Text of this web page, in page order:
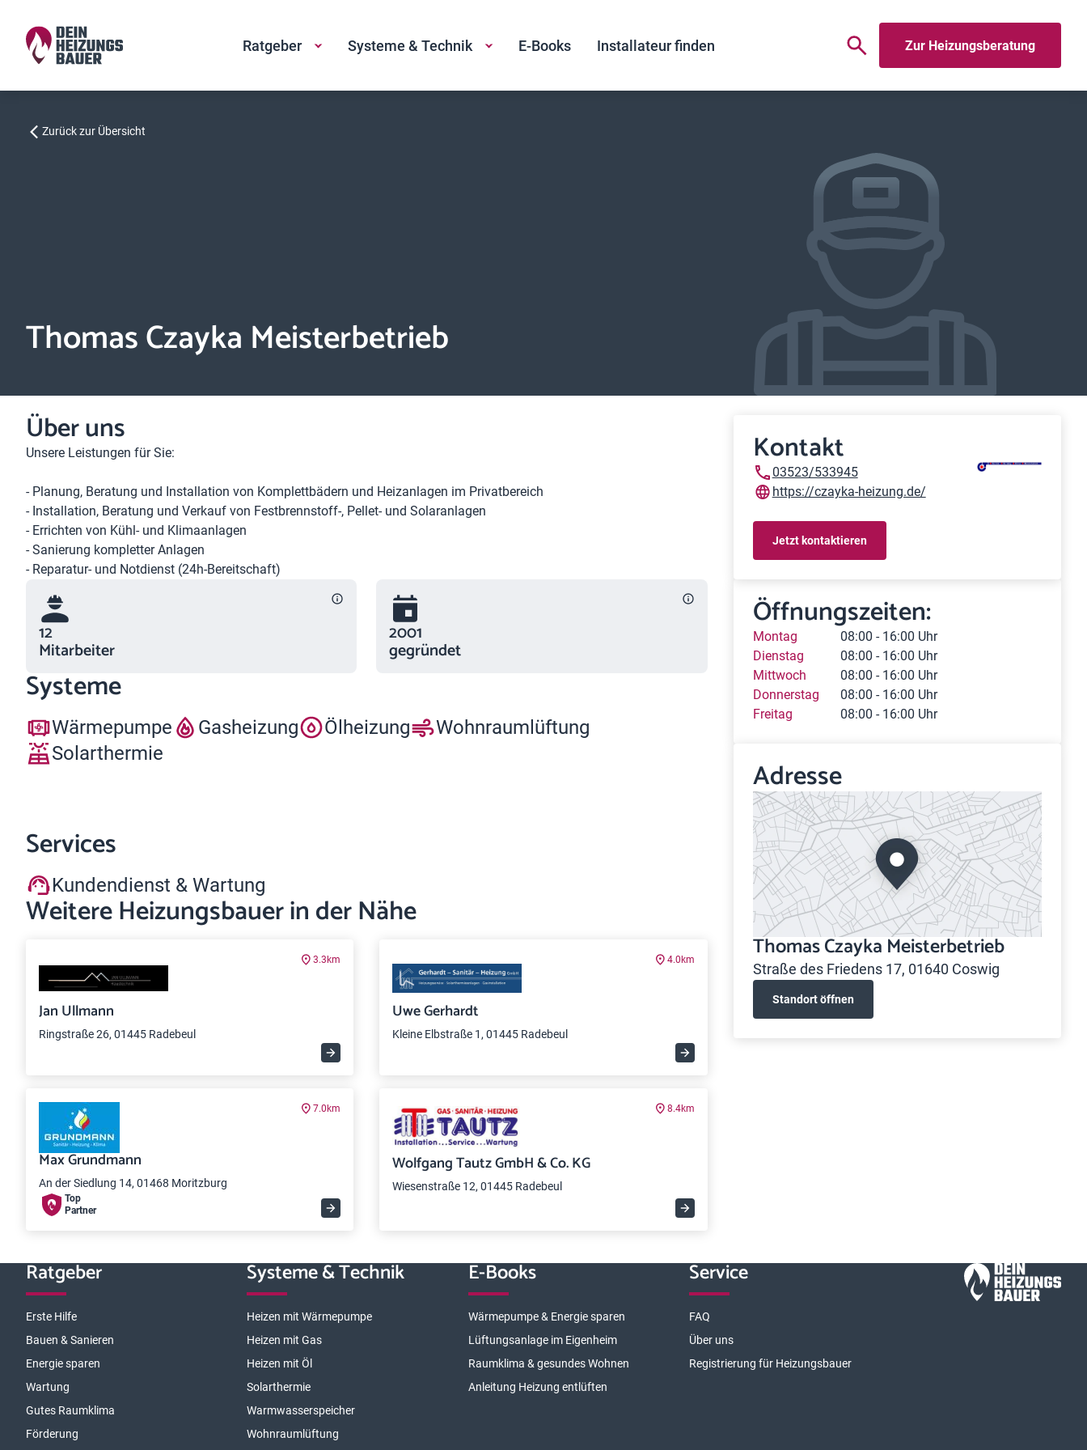
Ratgeber Systeme & Technik E-Books Installateur finden Zur Heizungsberatung
Zurück zur Übersicht
Thomas Czayka Meisterbetrieb
Über uns
Unsere Leistungen für Sie:
- Planung, Beratung und Installation von Komplettbädern und Heizanlagen im Privatbereich
- Installation, Beratung und Verkauf von Festbrennstoff-, Pellet- und Solaranlagen
- Errichten von Kühl- und Klimaanlagen
- Sanierung kompletter Anlagen
- Reparatur- und Notdienst (24h-Bereitschaft)
12
Mitarbeiter
2001
gegründet
Systeme
Wärmepumpe Gasheizung Ölheizung
Wohnraumlüftung
Solarthermie
Services
Kundendienst & Wartung
Weitere Heizungsbauer in der Nähe
3.3km
Jan Ullmann
Ringstraße 26, 01445 Radebeul
4.0km
Uwe Gerhardt
Kleine Elbstraße 1, 01445 Radebeul
7.0km
Max Grundmann
An der Siedlung 14, 01468 Moritzburg
Top
Partner
8.4km
Wolfgang Tautz GmbH & Co. KG
Wiesenstraße 12, 01445 Radebeul
Kontakt
03523/533945
https://czayka-heizung.de/
Jetzt kontaktieren
Öffnungszeiten:
Montag
08:00 - 16:00 Uhr
Dienstag
08:00 - 16:00 Uhr
Mittwoch
08:00 - 16:00 Uhr
Donnerstag
08:00 - 16:00 Uhr
Freitag
08:00 - 16:00 Uhr
Adresse
Thomas Czayka Meisterbetrieb
Straße des Friedens 17, 01640 Coswig
Standort öffnen
Ratgeber
Erste Hilfe
Bauen & Sanieren
Energie sparen
Wartung
Gutes Raumklima
Förderung
Systeme & Technik
Heizen mit Wärmepumpe
Heizen mit Gas
Heizen mit Öl
Solarthermie
Warmwasserspeicher
Wohnraumlüftung
E-Books
Wärmepumpe & Energie sparen
Lüftungsanlage im Eigenheim
Raumklima & gesundes Wohnen
Anleitung Heizung entlüften
Service
FAQ
Über uns
Registrierung für Heizungsbauer